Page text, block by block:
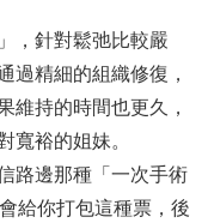
，針對鬆弛比較嚴
過精細的組織修復，
維持的時間也更久，
寬裕的姐妹。
路邊那種「一次手術
給你打包這種票，後